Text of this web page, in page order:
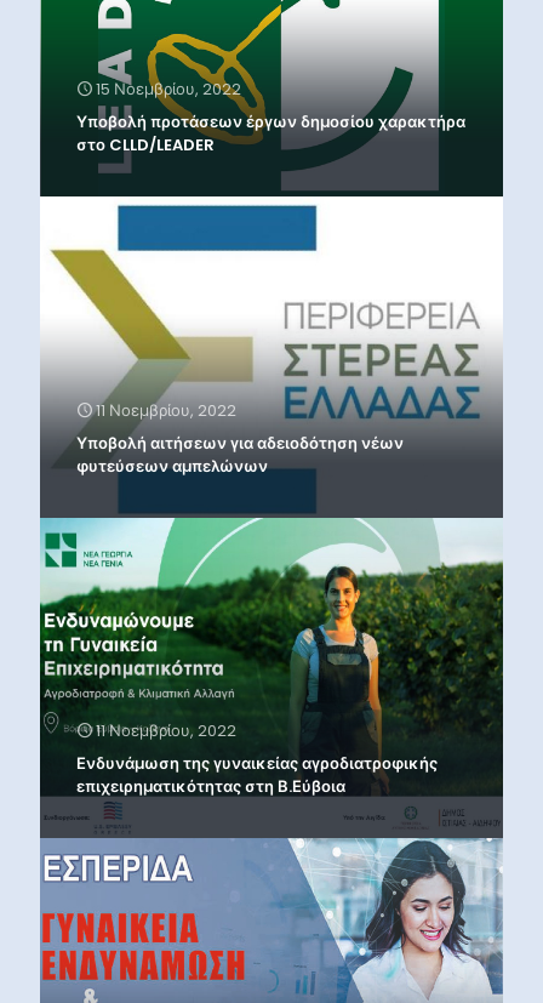
15 Νοεμβρίου, 2022
Υποβολή προτάσεων έργων δημοσίου χαρακτήρα
στο CLLD/LEADER
11 Νοεμβρίου, 2022
Υποβολή αιτήσεων για αδειοδότηση νέων
φυτεύσεων αμπελώνων
11 Νοεμβρίου, 2022
Ενδυνάμωση της γυναικείας αγροδιατροφικής
επιχειρηματικότητας στη Β.Εύβοια